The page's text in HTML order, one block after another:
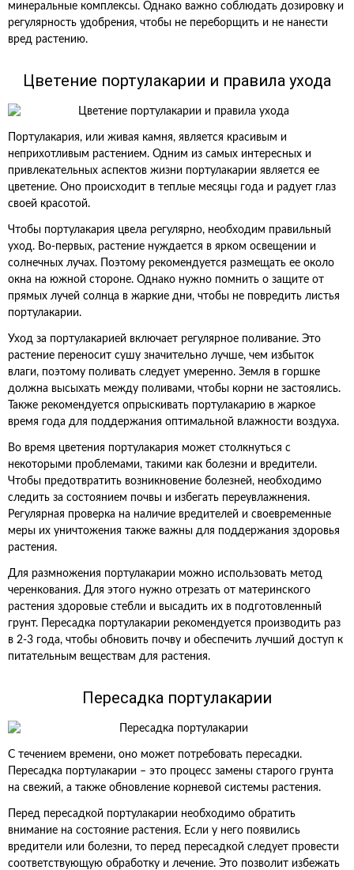
минеральные комплексы. Однако важно соблюдать дозировку и
регулярность удобрения, чтобы не переборщить и не нанести
вред растению.
Цветение портулакарии и правила ухода
Портулакария, или живая камня, является красивым и
неприхотливым растением. Одним из самых интересных и
привлекательных аспектов жизни портулакарии является ее
цветение. Оно происходит в теплые месяцы года и радует глаз
своей красотой.
Чтобы портулакария цвела регулярно, необходим правильный
уход. Во-первых, растение нуждается в ярком освещении и
солнечных лучах. Поэтому рекомендуется размещать ее около
окна на южной стороне. Однако нужно помнить о защите от
прямых лучей солнца в жаркие дни, чтобы не повредить листья
портулакарии.
Уход за портулакарией включает регулярное поливание. Это
растение переносит сушу значительно лучше, чем избыток
влаги, поэтому поливать следует умеренно. Земля в горшке
должна высыхать между поливами, чтобы корни не застоялись.
Также рекомендуется опрыскивать портулакарию в жаркое
время года для поддержания оптимальной влажности воздуха.
Во время цветения портулакария может столкнуться с
некоторыми проблемами, такими как болезни и вредители.
Чтобы предотвратить возникновение болезней, необходимо
следить за состоянием почвы и избегать переувлажнения.
Регулярная проверка на наличие вредителей и своевременные
меры их уничтожения также важны для поддержания здоровья
растения.
Для размножения портулакарии можно использовать метод
черенкования. Для этого нужно отрезать от материнского
растения здоровые стебли и высадить их в подготовленный
грунт. Пересадка портулакарии рекомендуется производить раз
в 2-3 года, чтобы обновить почву и обеспечить лучший доступ к
питательным веществам для растения.
Пересадка портулакарии
С течением времени, оно может потребовать пересадки.
Пересадка портулакарии – это процесс замены старого грунта
на свежий, а также обновление корневой системы растения.
Перед пересадкой портулакарии необходимо обратить
внимание на состояние растения. Если у него появились
вредители или болезни, то перед пересадкой следует провести
соответствующую обработку и лечение. Это позволит избежать